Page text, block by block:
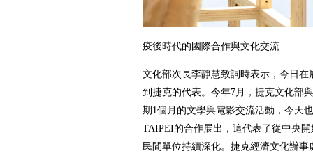
疫後時代的國際合作與文化交流
文化部次長李靜慧致詞時表示，今日
到捷克的代表。今年7月，捷克文化部
期1個月的文學與電影交流活動，今天
TAIPEI的合作展出，這代表了從中央
民間單位持續深化。捷克經濟文化辦事